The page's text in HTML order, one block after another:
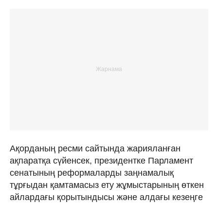
Ақорданың ресми сайтында жарияланған
ақпаратқа сүйенсек, президентке Парламент
сенатының реформаларды заңнамалық
тұрғыдан қамтамасыз ету жұмыстарының өткен
айлардағы қорытындысы және алдағы кезеңге